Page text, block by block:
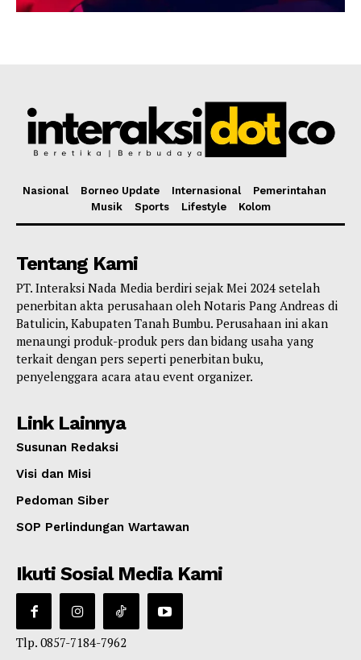
Nasional Borneo Update Internasional
Pemerintahan
Musik
Sports Lifestyle Kolom
Tentang Kami
PT. Interaksi Nada Media berdiri sejak Mei 2024 setelah
penerbitan akta perusahaan oleh Notaris Pang Andreas di
Batulicin, Kabupaten Tanah Bumbu. Perusahaan ini akan
menaungi produk-produk pers dan bidang usaha yang
terkait dengan pers seperti penerbitan buku,
penyelenggara acara atau event organizer.
Link Lainnya
Susunan Redaksi
Visi dan Misi
Pedoman Siber
SOP Perlindungan Wartawan
Ikuti Sosial Media Kami
Tlp. 0857-7184-7962